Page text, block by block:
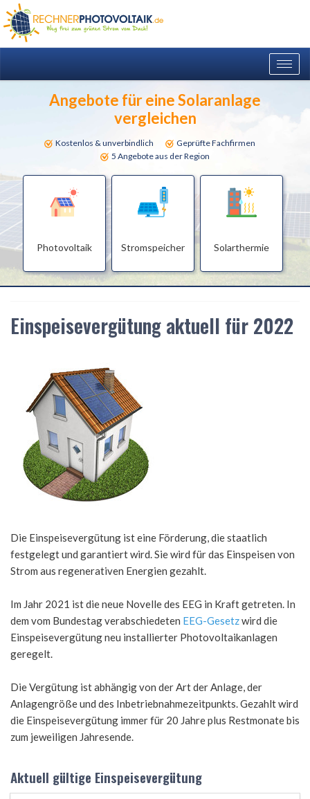
Angebote für eine Solaranlage
vergleichen
Kostenlos & unverbindlich
Geprüfte Fachfirmen
5 Angebote aus der Region
Photovoltaik Stromspeicher Solarthermie
Einspeisevergütung aktuell für 2022
Die Einspeisevergütung ist eine Förderung, die staatlich
festgelegt und garantiert wird. Sie wird für das Einspeisen von
Strom aus regenerativen Energien gezahlt.
Im Jahr 2021 ist die neue Novelle des EEG in Kraft getreten. In
dem vom Bundestag verabschiedeten EEG-Gesetzwird die
Einspeisevergütung neu installierter Photovoltaikanlagen
geregelt.
Die Vergütung ist abhängig von der Art der Anlage, der
Anlagengröße und des Inbetriebnahmezeitpunkts. Gezahlt wird
die Einspeisevergütung immer für 20 Jahre plus Restmonate bis
zum jeweiligen Jahresende.
Aktuell gültige Einspeisevergütung